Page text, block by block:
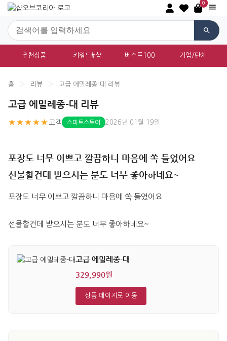
0
추천상품 키워드#샵 베스트100 기업/단체
홈 › 리뷰 › 고급 에밀레종-대 리뷰
고급 에밀레종-대 리뷰
★★★★★ 고객 스마트스토어 2026년 01월 19일
포장도 너무 이쁘고 깔끔하니 마음에 쏙 들었어요
선물할건데 받으시는 분도 너무 좋아하네요~
포장도 너무 이쁘고 깔끔하니 마음에 쏙 들었어요
선물할건데 받으시는 분도 너무 좋아하네요~
고급 에밀레종-대
329,990원
상품 페이지로 이동